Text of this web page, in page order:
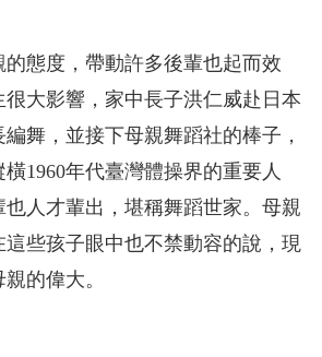
態度，帶動許多後輩也起而效
大影響，家中長子洪仁威赴日本
舞，並接下母親舞蹈社的棒子，
1960年代臺灣體操界的重要人
人才輩出，堪稱舞蹈世家。母親
些孩子眼中也不禁動容的說，現
的偉大。